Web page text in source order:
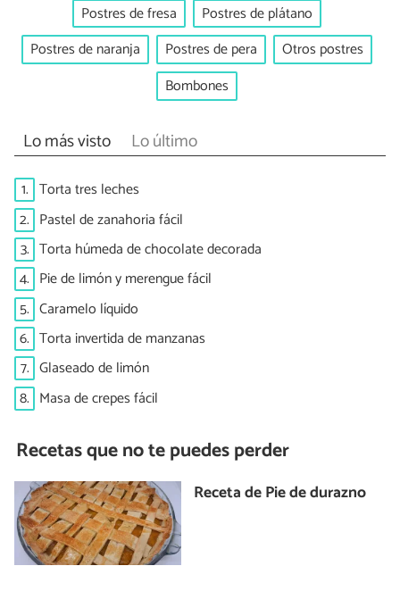
Postres de fresa
Postres de plátano
Postres de naranja
Postres de pera
Otros postres
Bombones
Lo más visto Lo último
1. Torta tres leches
2. Pastel de zanahoria fácil
3. Torta húmeda de chocolate decorada
4. Pie de limón y merengue fácil
5. Caramelo líquido
6. Torta invertida de manzanas
7. Glaseado de limón
8. Masa de crepes fácil
Recetas que no te puedes perder
Receta de Pie de durazno